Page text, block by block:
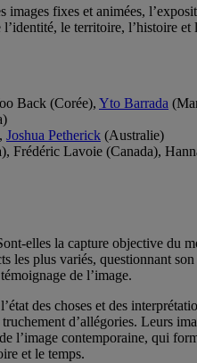
fixes et animées,
le territoire, l’histoire et
Back (Corée), Yto Barrada
Joshua Petherick (Australie)
Frédéric Lavoie (Canada),
elles la capture objective
plus variés, questionnant
de l’image.
des choses et des
d’allégories. Leurs
contemporaine, qui
et le temps.